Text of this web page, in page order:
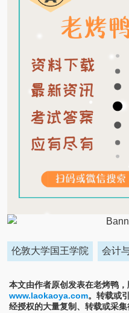
伦敦大学国王学院 会计
本文由作者原创发表在老烤鸭
www.laokaoya.com。转载或
经授权的大量复制、转载或采集